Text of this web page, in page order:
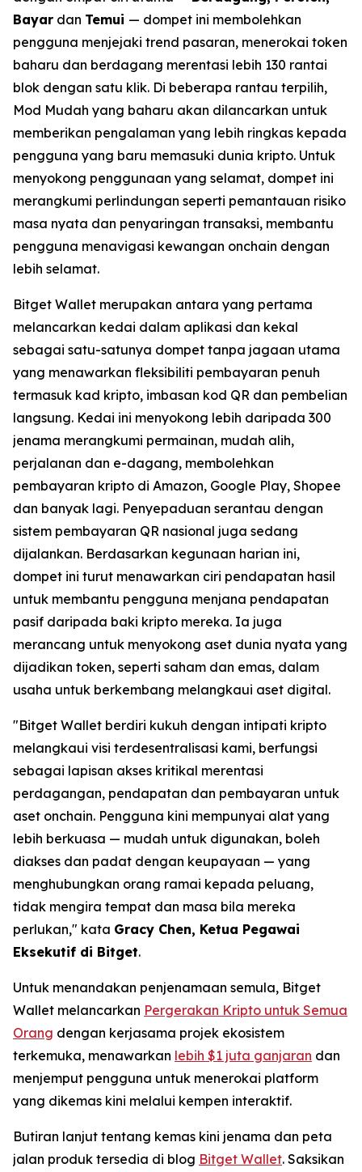
Bayar dan Temui — dompet ini membolehkan
pengguna menjejaki trend pasaran, menerokai token
baharu dan berdagang merentasi lebih 130 rantai
blok dengan satu klik. Di beberapa rantau terpilih,
Mod Mudah yang baharu akan dilancarkan untuk
memberikan pengalaman yang lebih ringkas kepada
pengguna yang baru memasuki dunia kripto. Untuk
menyokong penggunaan yang selamat, dompet ini
merangkumi perlindungan seperti pemantauan risiko
masa nyata dan penyaringan transaksi, membantu
pengguna menavigasi kewangan onchain dengan
lebih selamat.
Bitget Wallet merupakan antara yang pertama
melancarkan kedai dalam aplikasi dan kekal
sebagai satu-satunya dompet tanpa jagaan utama
yang menawarkan fleksibiliti pembayaran penuh
termasuk kad kripto, imbasan kod QR dan pembelian
langsung. Kedai ini menyokong lebih daripada 300
jenama merangkumi permainan, mudah alih,
perjalanan dan e-dagang, membolehkan
pembayaran kripto di Amazon, Google Play, Shopee
dan banyak lagi. Penyepaduan serantau dengan
sistem pembayaran QR nasional juga sedang
dijalankan. Berdasarkan kegunaan harian ini,
dompet ini turut menawarkan ciri pendapatan hasil
untuk membantu pengguna menjana pendapatan
pasif daripada baki kripto mereka. Ia juga
merancang untuk menyokong aset dunia nyata yang
dijadikan token, seperti saham dan emas, dalam
usaha untuk berkembang melangkaui aset digital.
"Bitget Wallet berdiri kukuh dengan intipati kripto
melangkaui visi terdesentralisasi kami, berfungsi
sebagai lapisan akses kritikal merentasi
perdagangan, pendapatan dan pembayaran untuk
aset onchain. Pengguna kini mempunyai alat yang
lebih berkuasa — mudah untuk digunakan, boleh
diakses dan padat dengan keupayaan — yang
menghubungkan orang ramai kepada peluang,
tidak mengira tempat dan masa bila mereka
perlukan," kata Gracy Chen, Ketua Pegawai
Eksekutif di Bitget.
Untuk menandakan penjenamaan semula, Bitget
Wallet melancarkan Pergerakan Kripto untuk Semua
Orang dengan kerjasama projek ekosistem
terkemuka, menawarkan lebih $1 juta ganjaran dan
menjemput pengguna untuk menerokai platform
yang dikemas kini melalui kempen interaktif.
Butiran lanjut tentang kemas kini jenama dan peta
jalan produk tersedia di blog Bitget Wallet. Saksikan